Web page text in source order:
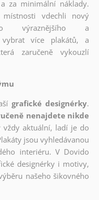
za minimální náklady.
vdechli nový
výraznějšího a
vybrat více plakátů, a
zaručeně vykouzlí
grafické designérky.
nenajdete nikde
vždy aktuální, ladí je do
jsou vyhledávanou
interiéru. V Dovido
designérky i motivy,
našeho šikovného